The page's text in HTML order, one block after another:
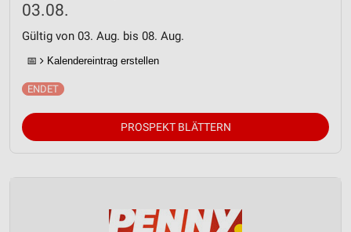
03.08.
Gültig von 03. Aug. bis 08. Aug.
📅 Kalendereintrag erstellen
PROSPEKT BLÄTTERN